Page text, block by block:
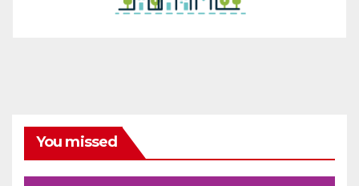
You missed